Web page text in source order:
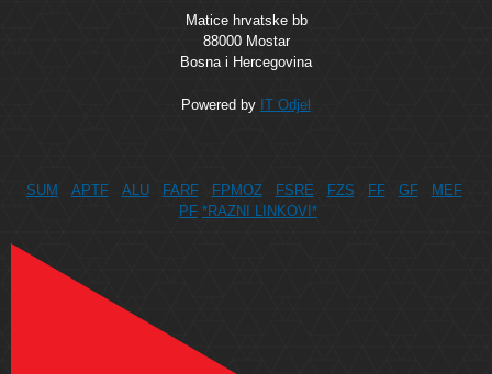
Matice hrvatske bb
88000 Mostar
Bosna i Hercegovina
Powered by IT Odjel
SUM APTF ALU FARF FPMOZ FSRE FZS FF GF
MEF
PF *RAZNI LINKOVI*